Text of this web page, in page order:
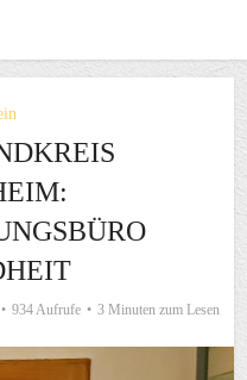
934 Aufrufe 3 Minuten zum Lesen